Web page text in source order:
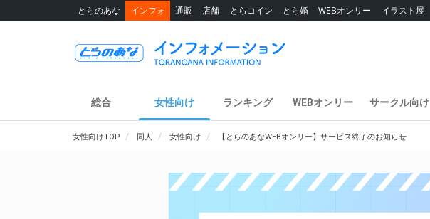
とらのあな インフォ 通販 店舗 とらコイン とら婚 WEBオンリー イラスト展
総合 女性向け ランキング WEBオンリー サークル向け
女性向けTOP 同人 女性向け 【とらのあなWEBオンリー】サービス終了のお知らせ